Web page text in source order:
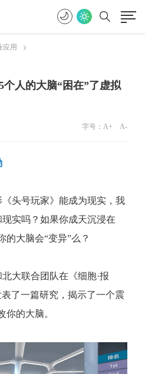
应用
人的大脑“困在”了虚拟
字号： A+ A-
《头号玩家》 能成为现实，我
实吗？如果你成天沉浸在
的大脑会“变异”么？
大联合团队在《细胞·报
表了一篇研究，揭示了一个震
你的大脑。